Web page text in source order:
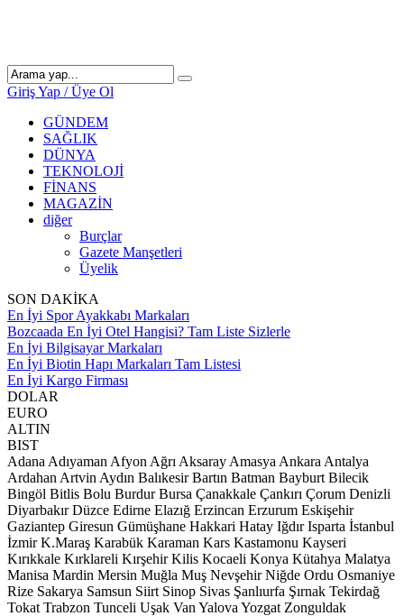
Giriş Yap / Üye Ol
GÜNDEM
SAĞLIK
DÜNYA
TEKNOLOJİ
FİNANS
MAGAZİN
diğer
Burçlar
Gazete Manşetleri
Üyelik
SON DAKİKA
En İyi Spor Ayakkabı Markaları
Bozcaada En İyi Otel Hangisi? Tam Liste Sizlerle
En İyi Bilgisayar Markaları
En İyi Biotin Hapı Markaları Tam Listesi
En İyi Kargo Firması
DOLAR
EURO
ALTIN
BIST
Adana Adıyaman Afyon Ağrı Aksaray Amasya Ankara Antalya
Ardahan Artvin Aydın Balıkesir Bartın Batman Bayburt Bilecik
Bingöl Bitlis Bolu Burdur Bursa Çanakkale Çankırı Çorum Denizli
Diyarbakır Düzce Edirne Elazığ Erzincan Erzurum Eskişehir
Gaziantep Giresun Gümüşhane Hakkari Hatay Iğdır Isparta İstanbul
İzmir K.Maraş Karabük Karaman Kars Kastamonu Kayseri
Kırıkkale Kırklareli Kırşehir Kilis Kocaeli Konya Kütahya Malatya
Manisa Mardin Mersin Muğla Muş Nevşehir Niğde Ordu Osmaniye
Rize Sakarya Samsun Siirt Sinop Sivas Şanlıurfa Şırnak Tekirdağ
Tokat Trabzon Tunceli Uşak Van Yalova Yozgat Zonguldak